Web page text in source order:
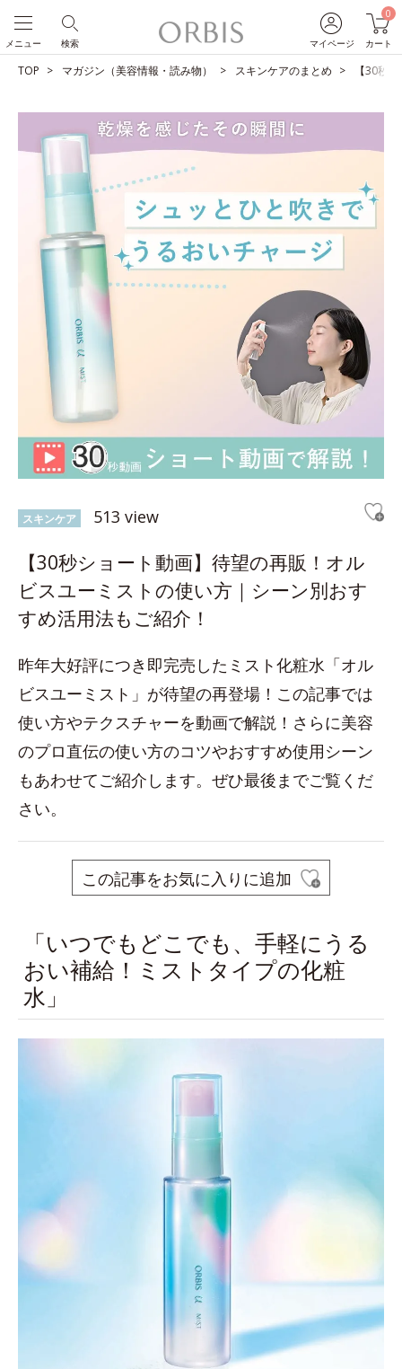
マイページ
0
カート
検索
メニュー
TOP マガジン（美容情報・読み物） スキンケアのまとめ 【30秒
スキンケア 513 view
【30秒ショート動画】待望の再販！オル
ビスユーミストの使い方｜シーン別おす
すめ活用法もご紹介！
昨年大好評につき即完売したミスト化粧水「オル
ビスユーミスト」が待望の再登場！この記事では
使い方やテクスチャーを動画で解説！さらに美容
のプロ直伝の使い方のコツやおすすめ使用シーン
もあわせてご紹介します。ぜひ最後までご覧くだ
さい。
この記事をお気に入りに追加
「いつでもどこでも、手軽にうる
おい補給！ミストタイプの化粧
水」